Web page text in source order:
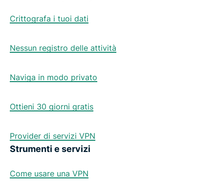
Crittografa i tuoi dati
Nessun registro delle attività
Naviga in modo privato
Ottieni 30 giorni gratis
Provider di servizi VPN
Strumenti e servizi
Come usare una VPN